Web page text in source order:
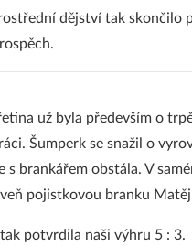
dějství tak skončilo
už byla především o
Šumperk se snažil o
s brankářem obstála. V
pojistkovou branku Matěj
potvrdila naši výhru 5 : 3.